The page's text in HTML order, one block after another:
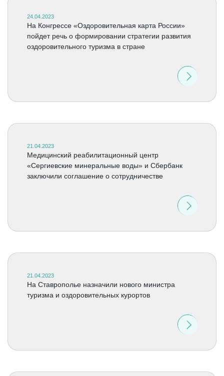
24.04.2023
На Конгрессе «Оздоровительная карта России»
пойдет речь о формировании стратегии развития
оздоровительного туризма в стране
21.04.2023
Медицинский реабилитационный центр
«Сергиевские минеральные воды» и Сбербанк
заключили соглашение о сотрудничестве
21.04.2023
На Ставрополье назначили нового министра
туризма и оздоровительных курортов